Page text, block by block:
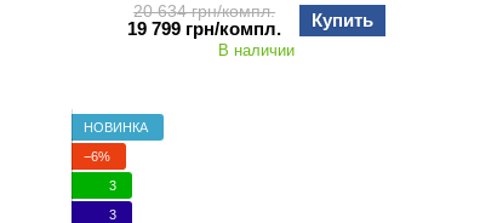
20 634 грн/компл.
19 799 грн/компл. Купить
В наличии
НОВИНКА
−6%
3
3